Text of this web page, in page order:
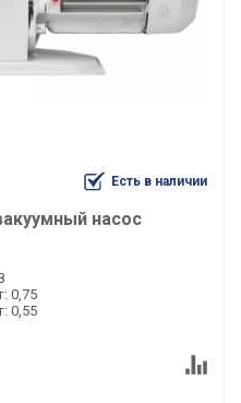
Есть в наличии
насос
0,75
0,55